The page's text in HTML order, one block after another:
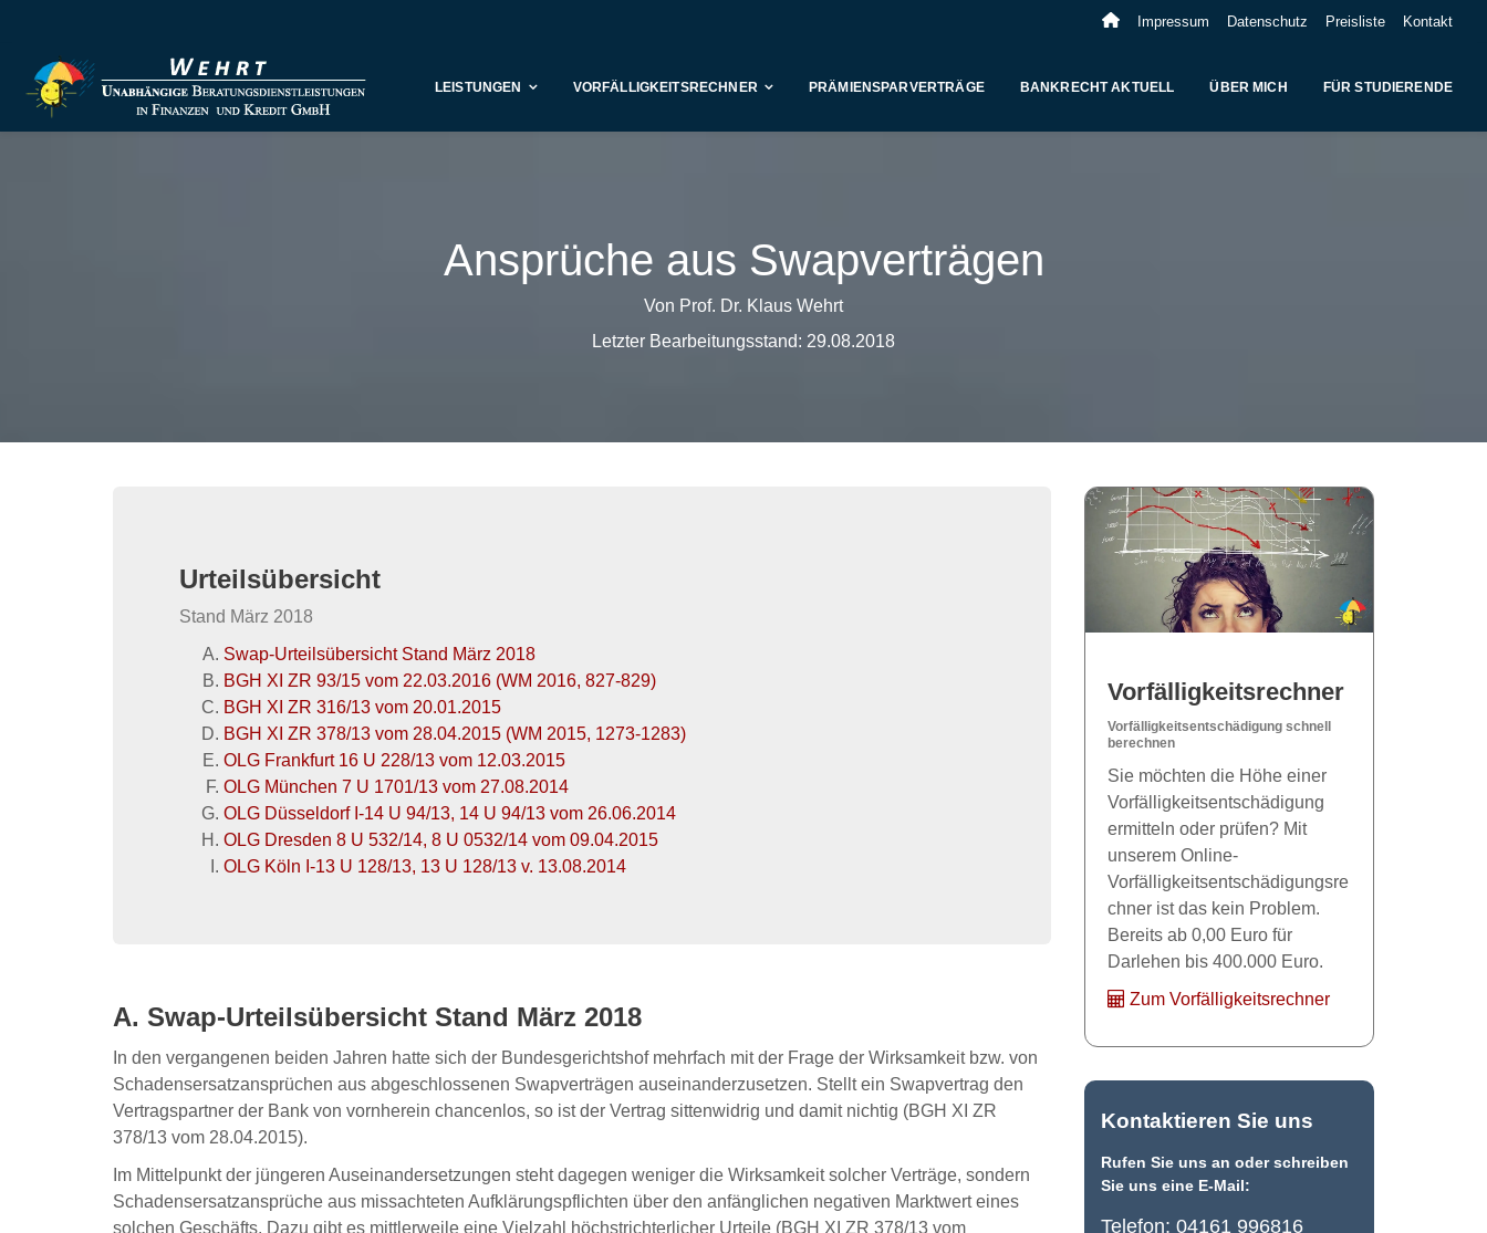
Kontakt
Preisliste
Datenschutz
Impressum
LEISTUNGEN VORFÄLLIGKEITSRECHNER PRÄMIENSPARVERTRÄGE BANKRECHT AKTUELL ÜBER MICH FÜR STUDIERENDE
Ansprüche aus Swapverträgen
Von Prof. Dr. Klaus Wehrt
Letzter Bearbeitungsstand: 29.08.2018
Urteilsübersicht
Stand März 2018
Swap-Urteilsübersicht Stand März 2018
BGH XI ZR 93/15 vom 22.03.2016 (WM 2016, 827-829)
BGH XI ZR 316/13 vom 20.01.2015
BGH XI ZR 378/13 vom 28.04.2015 (WM 2015, 1273-1283)
OLG Frankfurt 16 U 228/13 vom 12.03.2015
OLG München 7 U 1701/13 vom 27.08.2014
OLG Düsseldorf I-14 U 94/13, 14 U 94/13 vom 26.06.2014
OLG Dresden 8 U 532/14, 8 U 0532/14 vom 09.04.2015
OLG Köln I-13 U 128/13, 13 U 128/13 v. 13.08.2014
A. Swap-Urteilsübersicht Stand März 2018
In den vergangenen beiden Jahren hatte sich der Bundesgerichtshof mehrfach mit der Frage der Wirksamkeit bzw. von
Schadensersatzansprüchen aus abgeschlossenen Swapverträgen auseinanderzusetzen. Stellt ein Swapvertrag den
Vertragspartner der Bank von vornherein chancenlos, so ist der Vertrag sittenwidrig und damit nichtig (BGH XI ZR
378/13 vom 28.04.2015).
Im Mittelpunkt der jüngeren Auseinandersetzungen steht dagegen weniger die Wirksamkeit solcher Verträge, sondern
Schadensersatzansprüche aus missachteten Aufklärungspflichten über den anfänglichen negativen Marktwert eines
solchen Geschäfts. Dazu gibt es mittlerweile eine Vielzahl höchstrichterlicher Urteile (BGH XI ZR 378/13 vom
Vorfälligkeitsrechner
Vorfälligkeitsentschädigung schnell
berechnen
Sie möchten die Höhe einer
Vorfälligkeitsentschädigung
ermitteln oder prüfen? Mit
unserem Online-
Vorfälligkeitsentschädigungsre
chner ist das kein Problem.
Bereits ab 0,00 Euro für
Darlehen bis 400.000 Euro.
Zum Vorfälligkeitsrechner
Kontaktieren Sie uns
Rufen Sie uns an oder schreiben
Sie uns eine E-Mail:
Telefon: 04161 996816